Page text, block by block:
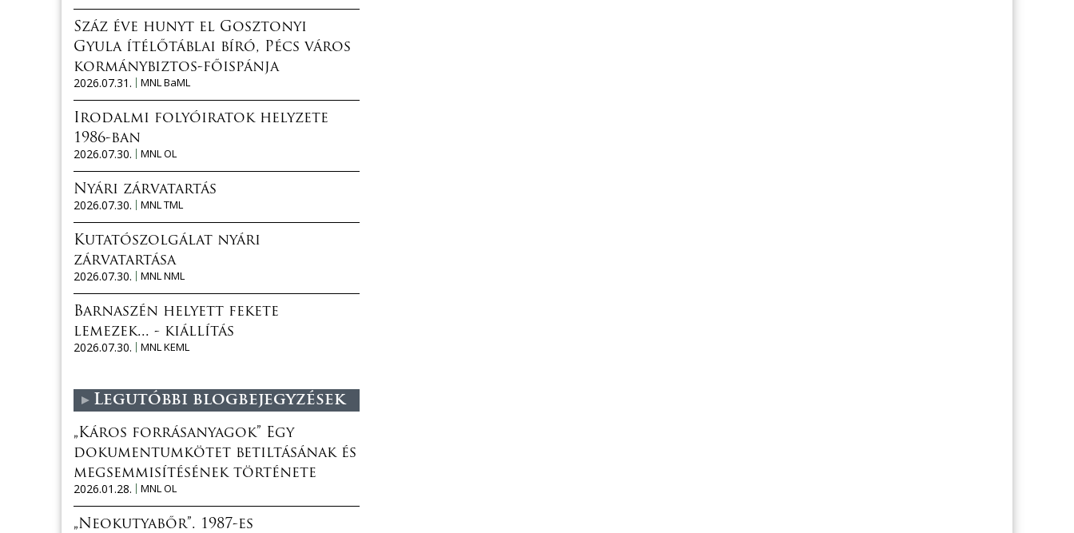
Száz éve hunyt el Gosztonyi
Gyula ítélőtáblai bíró, Pécs város
kormánybiztos-főispánja
2026.07.31.
MNL BaML
Irodalmi folyóiratok helyzete
1986-ban
2026.07.30.
MNL OL
Nyári zárvatartás
2026.07.30.
MNL TML
Kutatószolgálat nyári
zárvatartása
2026.07.30.
MNL NML
Barnaszén helyett fekete
lemezek... - kiállítás
2026.07.30.
MNL KEML
Legutóbbi blogbejegyzések
„Káros forrásanyagok” Egy
dokumentumkötet betiltásának és
megsemmisítésének története
2026.01.28.
MNL OL
„Neokutyabőr”. 1987-es